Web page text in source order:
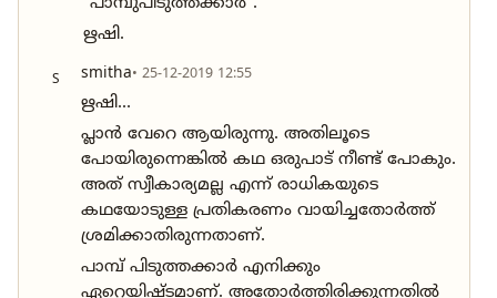
ഋഷി.
S smitha• 25-12-2019 12:55
ഋഷി...
പ്ലാൻ വേറെ ആയിരുന്നു. അതിലൂടെ
പോയിരുന്നെങ്കിൽ കഥ ഒരുപാട് നീണ്ട് പോകും.
അത് സ്വീകാര്യമല്ല എന്ന് രാധികയുടെ
കഥയോടുള്ള പ്രതികരണം വായിച്ചതോർത്ത്
ശ്രമിക്കാതിരുന്നതാണ്.
പാമ്പ്‌ പിടുത്തക്കാർ എനിക്കും
ഏറെയിഷ്ടമാണ്. അതോർത്തിരിക്കുന്നതിൽ